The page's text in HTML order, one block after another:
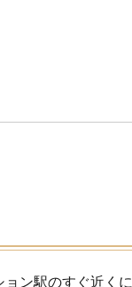
ン駅のすぐ近くに